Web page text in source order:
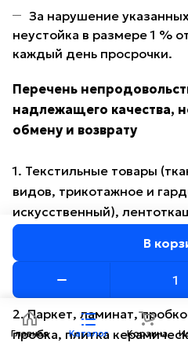
В
За нарушение
неустойка в размере 1 %
каждый день просрочки.
Перечень
надлежащего качества,
обмену и возврату
1. Текстильные товары
видов, трикотажное и
искусственный),
кружево, тесьма, шнуры,
изделия, провода, шнуры,
багет, пленка, клеенка и
2. Паркет, ламинат,
пробка, плитка
Главная Каталог Корзина